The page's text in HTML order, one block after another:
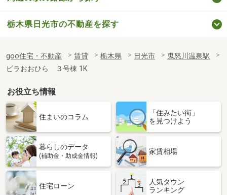
栃木県日光市の不動産を探す
goo住宅・不動産 賃貸 栃木県 日光市
鬼怒川温泉駅
ビラおおひら ３号棟 1K
お役立ち情報
住まいのコラム
「住みたい街」
を見つけよう
暮らしのデータ
(補助金・助成金情報)
家賃相場
住宅ローン
人気タウン
ランキング